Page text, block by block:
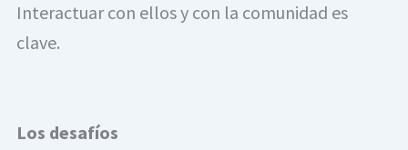
Interactuar con ellos y con la comunidad es
clave.
Los desafíos